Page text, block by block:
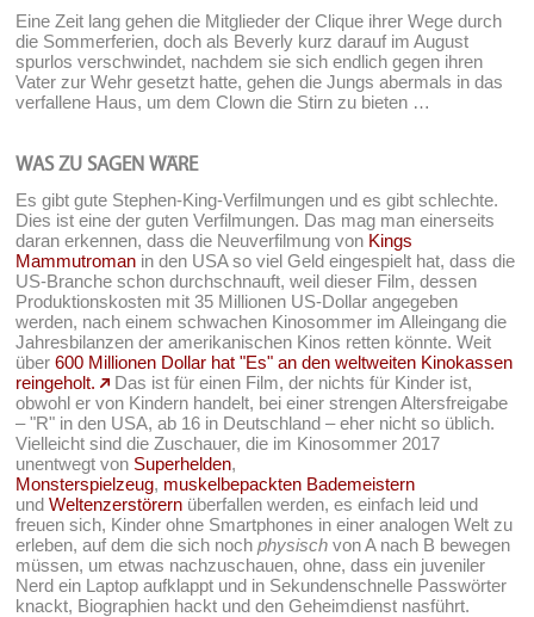
Eine Zeit lang gehen die Mitglieder der Clique ihrer Wege durch
die Sommerferien, doch als Beverly kurz darauf im August
spurlos verschwindet, nachdem sie sich endlich gegen ihren
Vater zur Wehr gesetzt hatte, gehen die Jungs abermals in das
verfallene Haus, um dem Clown die Stirn zu bieten …
WAS ZU SAGEN WÄRE
Es gibt gute Stephen-King-Verfilmungen und es gibt schlechte.
Dies ist eine der guten Verfilmungen. Das mag man einerseits
daran erkennen, dass die Neuverfilmung von Kings
Mammutroman in den USA so viel Geld eingespielt hat, dass die
US-Branche schon durchschnauft, weil dieser Film, dessen
Produktionskosten mit 35 Millionen US-Dollar angegeben
werden, nach einem schwachen Kinosommer im Alleingang die
Jahresbilanzen der amerikanischen Kinos retten könnte. Weit
über600 Millionen Dollar hat "Es" an den weltweiten Kinokassen
reingeholt.
Das ist für einen Film, der nichts für Kinder ist,
obwohl er von Kindern handelt, bei einer strengen Altersfreigabe
– "R" in den USA, ab 16 in Deutschland – eher nicht so üblich.
Vielleicht sind die Zuschauer, die im Kinosommer 2017
unentwegt von Superhelden,
Monsterspielzeug, muskelbepackten Bademeistern
undWeltenzerstörern überfallen werden, es einfach leid und
freuen sich, Kinder ohne Smartphones in einer analogen Welt zu
erleben, auf dem die sich nochphysisch von A nach B bewegen
müssen, um etwas nachzuschauen, ohne, dass ein juveniler
Nerd ein Laptop aufklappt und in Sekundenschnelle Passwörter
knackt, Biographien hackt und den Geheimdienst nasführt.